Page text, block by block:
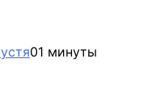
01 минуты